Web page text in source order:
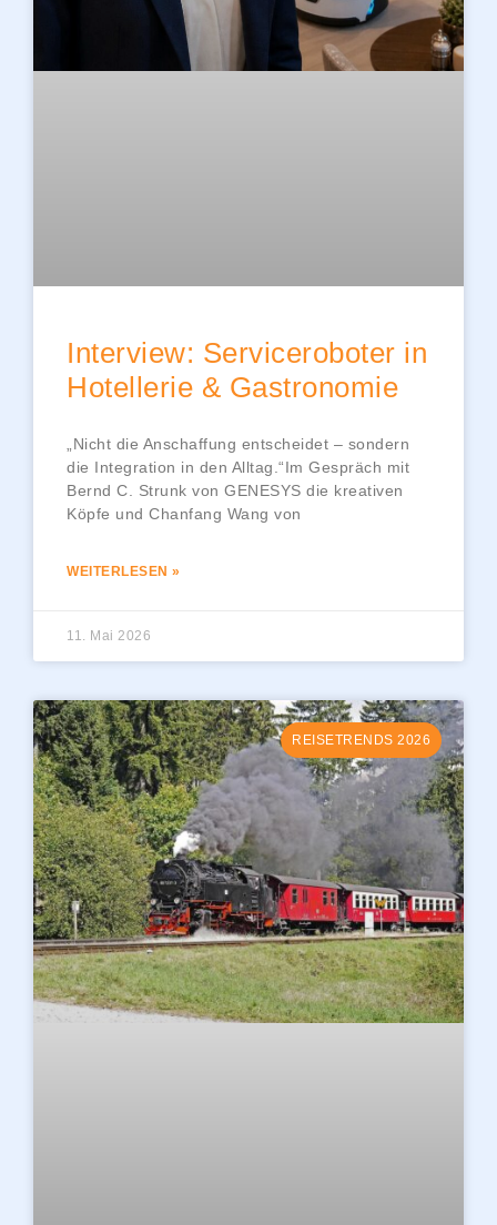
Interview: Serviceroboter in
Hotellerie & Gastronomie
„Nicht die Anschaffung entscheidet – sondern
die Integration in den Alltag.“Im Gespräch mit
Bernd C. Strunk von GENESYS die kreativen
Köpfe und Chanfang Wang von
WEITERLESEN »
11. Mai 2026
REISETRENDS 2026